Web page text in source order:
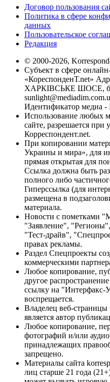
Договор пользования
Политика в сфере
данных
Пользовательское
Редакция
© 2000-2026,
Субъект в сфере
«КореспонденТ.net»
ХАРКІВСЬКЕ ШОСЕ,
Идентификатор медиа -
Использование любых
сайте, разрешается при
Корреспондент.net.
При копировании
Украины и мира», для
прямая открытая для
Ссылка должна быть
полного либо
Гиперссылка (для
размещена в
материала.
Новости с пометками
"Заявление",
"Тест-драйв",
правах рекламы.
Раздел Спецпроекты
коммерческими
Любое копирование,
другое
ссылку на "Интерфакс-
воспрещается.
Владелец веб-страницы
является автор
Любое копирование,
фотографий и/или
принадлежащих
запрещено.
Материалы сайта
лиц старше 21 года